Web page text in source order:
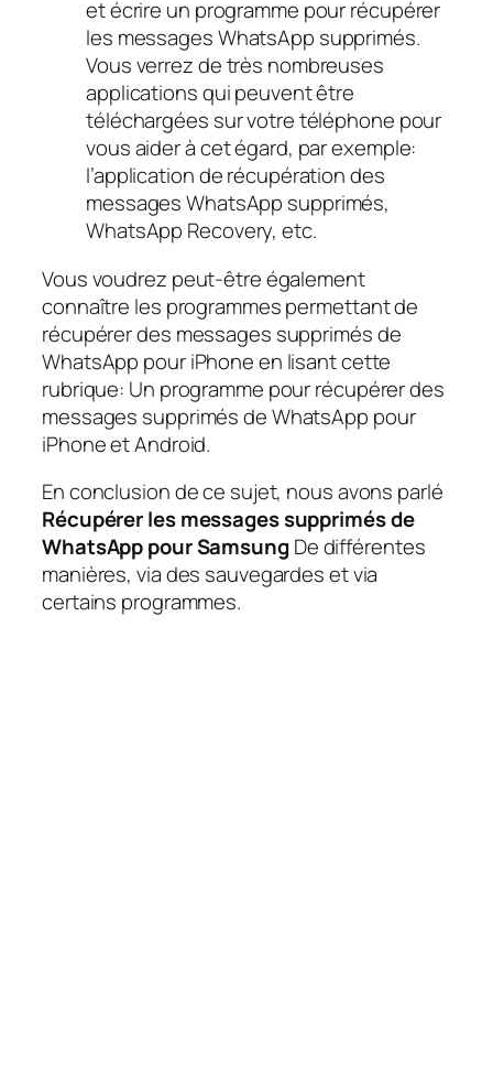
et écrire un programme pour récupérer
les messages WhatsApp supprimés.
Vous verrez de très nombreuses
applications qui peuvent être
téléchargées sur votre téléphone pour
vous aider à cet égard, par exemple:
l’application de récupération des
messages WhatsApp supprimés,
WhatsApp Recovery, etc.
Vous voudrez peut-être également
connaître les programmes permettant de
récupérer des messages supprimés de
WhatsApp pour iPhone en lisant cette
rubrique: Un programme pour récupérer des
messages supprimés de WhatsApp pour
iPhone et Android.
En conclusion de ce sujet, nous avons parlé
Récupérer les messages supprimés de
WhatsApp pour Samsung De différentes
manières, via des sauvegardes et via
certains programmes.